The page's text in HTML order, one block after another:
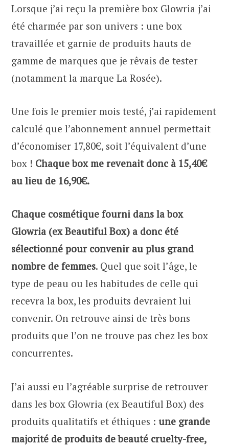
Lorsque j’ai reçu la première box Glowria j’ai
été charmée par son univers : une box
travaillée et garnie de produits hauts de
gamme de marques que je rêvais de tester
(notamment la marque La Rosée).
Une fois le premier mois testé, j’ai rapidement
calculé que l’abonnement annuel permettait
d’économiser 17,80€, soit l’équivalent d’une
box ! Chaque box me revenait donc à 15,40€
au lieu de 16,90€.
Chaque cosmétique fourni dans la box
Glowria (ex Beautiful Box) a donc été
sélectionné pour convenir au plus grand
nombre de femmes. Quel que soit l’âge, le
type de peau ou les habitudes de celle qui
recevra la box, les produits devraient lui
convenir. On retrouve ainsi de très bons
produits que l’on ne trouve pas chez les box
concurrentes.
J’ai aussi eu l’agréable surprise de retrouver
dans les box Glowria (ex Beautiful Box) des
produits qualitatifs et éthiques : une grande
majorité de produits de beauté cruelty-free,